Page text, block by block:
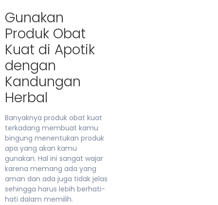
Gunakan
Produk Obat
Kuat di Apotik
dengan
Kandungan
Herbal
Banyaknya produk obat kuat
terkadang membuat kamu
bingung menentukan produk
apa yang akan kamu
gunakan. Hal ini sangat wajar
karena memang ada yang
aman dan ada juga tidak jelas
sehingga harus lebih berhati-
hati dalam memilih.